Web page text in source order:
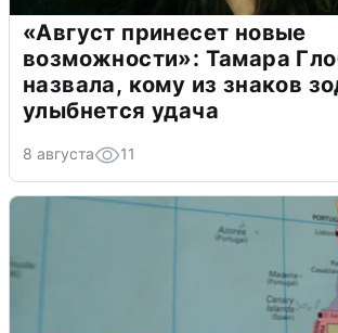
«Август принесет новые
возможности»: Тамара
назвала, кому из знаков
улыбнется удача
8 августа 11